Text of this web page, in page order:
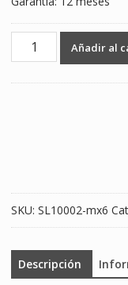
Batería
Añadir al
SKU: SL10002-mx6
Descripción